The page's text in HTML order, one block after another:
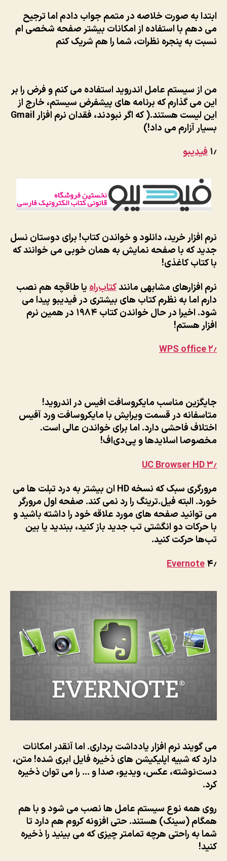
ابتدا به صورت خلاصه در متمم جواب دادم اما ترجیح
می دهم با استفاده از امکانات بیشتر صفحه شخصی ام
نسبت به پنجره نظرات، شما را هم شریک کنم
من از سیستم عامل اندروید استفاده می کنم و فرض را بر
این می گذارم که برنامه های پیشفرض سیستم، خارج از
این لیست هستند.( که اگر نبودند، فقدان نرم افزار Gmail
بسیار آزارم می داد!)
۱٫فیدیبو
نرم افزار خرید، دانلود و خواندن کتاب! برای دوستان نسل
جدید که با صفحه نمایش به همان خوبی می خوانند که
با کتاب کاغذی!
نرم افزارهای مشابهی مانندکتاب‌راهیا طاقچه هم نصب
دارم اما به نظرم کتاب های بیشتری در فیدیبو پیدا می
شود. اخیرا در حال خواندن کتاب ۱۹۸۴ در همین نرم
افزار هستم!
۲٫WPS office
جایگزین مناسب مایکروسافت افیس در اندروید!
متاسفانه در قسمت ویرایش با مایکروسافت ورد آفیس
اختلاف فاحشی دارد. اما برای خواندن عالی است.
مخصوصا اسلایدها و پی‌دی‌اف!
۳٫UC Browser HD
مرورگری سبک که نسخه HD ان بیشتر به درد تبلت ها می
خورد. البته فیل.ترینگ را رد نمی کند. صفحه اول مرورگر
می توانید صفحه های مورد علاقه خود را داشته باشید و
با حرکات دو انگشتی تب جدید باز کنید، ببندید یا بین
تب‌ها حرکت کنید.
۴٫Evernote
می گویند نرم افزار یادداشت برداری. اما آنقدر امکانات
دارد که شبیه اپلیکیشن های ذخیره فایل ابری شده! متن،
دست‌نوشته، عکس، ویدیو، صدا و … را می توان ذخیره
کرد.
روی همه نوع سیستم عامل ها نصب می شود و با هم
همگام (سینک) هستند. حتی افزونه کروم هم دارد تا
شما به راحتی هرچه تمامتر چیزی که می بینید را ذخیره
کنید!